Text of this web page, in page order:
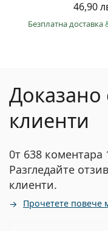
46,90
Безплатна доставка
клиенти
0т 638 коментара
Разгледайте
клиенти.
Прочетете повече